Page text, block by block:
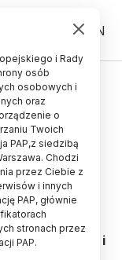
PL EN
i
praktyczny i
i Rady
osób
osobowych i
oraz
o
Twoich
PAP,z siedzibą
Chodzi
przez Ciebie z
i innych
PAP, głównie
stronach przez
PAP.